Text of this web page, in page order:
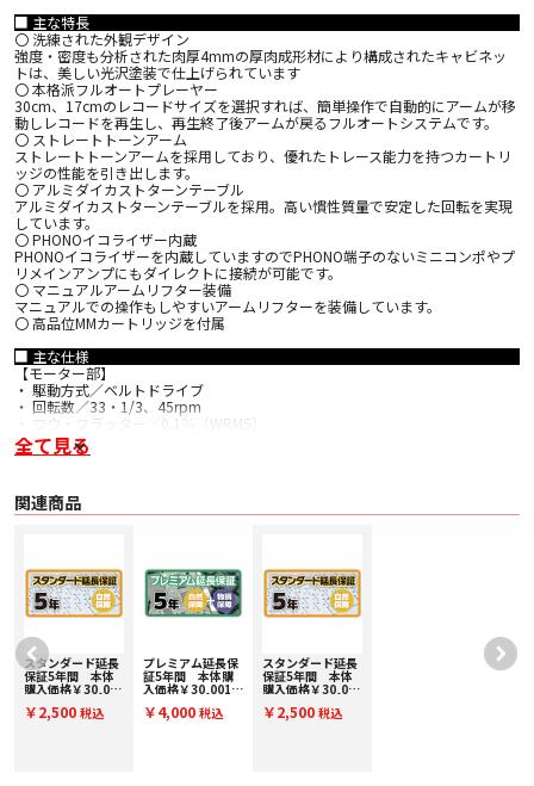
■ 主な特長
〇 洗練された外観デザイン
強度・密度も分析された肉厚4mmの厚肉成形材により構成されたキャビネッ
トは、美しい光沢塗装で仕上げられています
〇 本格派フルオートプレーヤー
30cm、17cmのレコードサイズを選択すれば、簡単操作で自動的にアームが移
動しレコードを再生し、再生終了後アームが戻るフルオートシステムです。
〇 ストレートトーンアーム
ストレートトーンアームを採用しており、優れたトレース能力を持つカートリ
ッジの性能を引き出します。
〇 アルミダイカストターンテーブル
アルミダイカストターンテーブルを採用。高い慣性質量で安定した回転を実現
しています。
〇 PHONOイコライザー内蔵
PHONOイコライザーを内蔵していますのでPHONO端子のないミニコンポやプ
リメインアンプにもダイレクトに接続が可能です。
〇 マニュアルアームリフター装備
マニュアルでの操作もしやすいアームリフターを装備しています。
〇 高品位MMカートリッジを付属
■ 主な仕様
【モーター部】
・ 駆動方式／ベルトドライブ
・ 回転数／33・1/3、45rpm
・ ワウ・フラッター／0.1％（WRMS）
・ ターンテーブル／アルミダイカスト
・ 負荷特性／針圧80gで0%
・ 方式／スタティックバランスストレートタイプ
・ 針圧調整範囲／0～4.0g（1目盛 0.1g）
・ 適合カートリッジ重量／4.5～9.5g（ヘッドシェル含まず）
【カートリッジ部】
・ 形式／MM型
・ 適正針圧／2.0g
・ カートリッジ質量／5g
・ 交換針／DSN-85 希望小売価格 4,290円（税込）
・ 付属ヘッドシェル質量／10g 交換用専用シェル プレミアムシルバー/ブラ
ック ：希望小売価格5,280円（税込）
全て見る
関連商品
スタンダード延長
保証5年間 本体
購入価格￥30,001
SE40000
￥2,500 税込
プレミアム延長保
証5年間 本体購
入価格￥30,001～
PE40000
￥4,000 税込
スタンダード延長
保証5年間 本体
購入価格￥30,001
SE40000
￥2,500 税込